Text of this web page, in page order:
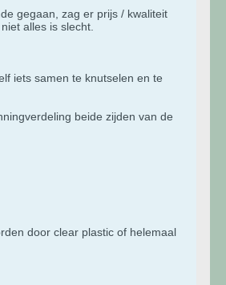
gegaan, zag er prijs / kwaliteit
alles is slecht.
iets samen te knutselen en te
beide zijden van de
door clear plastic of helemaal